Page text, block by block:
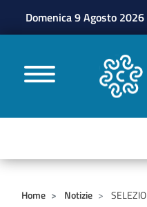
Domenica 9 Agosto 2026
Home Notizie